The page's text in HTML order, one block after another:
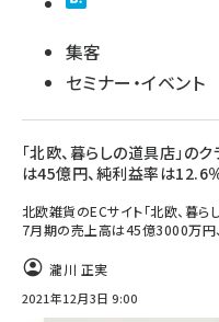
集客
セミナー・イベント
「北欧、暮らしの道具店」の
は45億円、純利益率は12.6
北欧雑貨のECサイト「北欧、暮
7月期の売上高は45億3000万円
瀧川 正実
2021年12月3日 9:00